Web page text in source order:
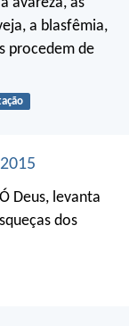
a blasfêmia,
procedem de
Deus, levanta
dos